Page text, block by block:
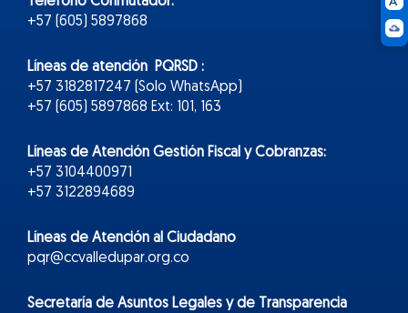
+57 (605) 5897868
Líneas de atención PQRSD :
+57 3182817247 (Solo WhatsApp)
+57 (605) 5897868 Ext: 101, 163
Líneas de Atención Gestión Fiscal y Cobranzas:
+57 3104400971
+57 3122894689
Líneas de Atención al Ciudadano
pqr@ccvalledupar.org.co
Secretaría de Asuntos Legales y de Transparencia